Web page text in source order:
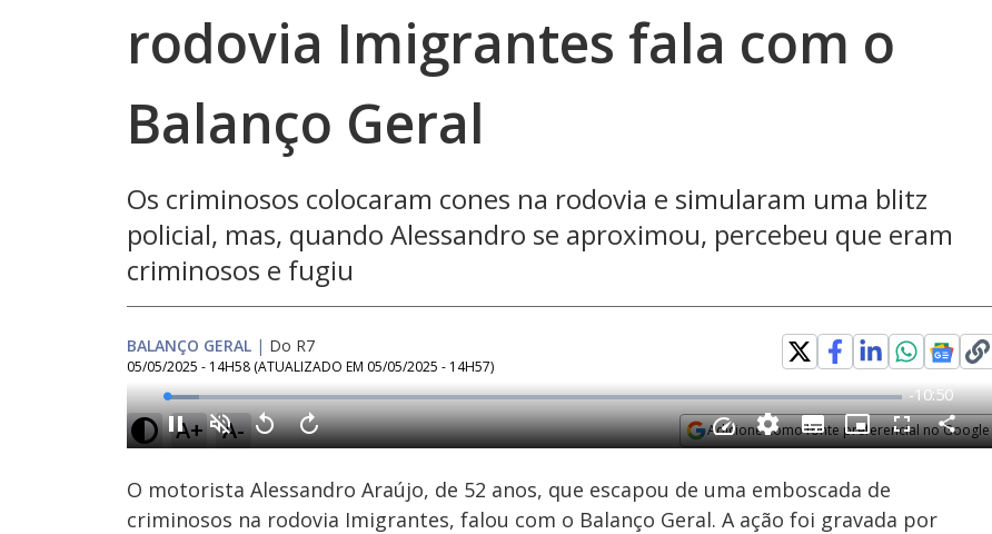
rodovia Imigrantes fala com o
Balanço Geral
Os criminosos colocaram cones na rodovia e simularam uma blitz
policial, mas, quando Alessandro se aproximou, percebeu que eram
criminosos e fugiu
BALANÇO GERAL | Do R7
05/05/2025 - 14H58 (ATUALIZADO EM 05/05/2025 - 14H57)
A+ A- Adicione como fonte preferencial no Google
Ativar
Som
Loaded:
4.60%
Velocidade Subtitles
O motorista Alessandro Araújo, de 52 anos, que escapou de uma emboscada de
criminosos na rodovia Imigrantes, falou com o Balanço Geral. A ação foi gravada por